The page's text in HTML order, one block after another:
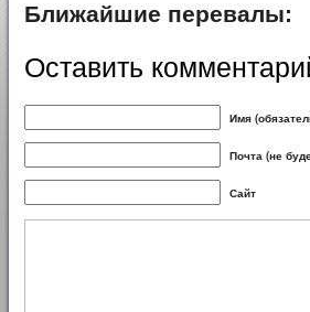
Ближайшие перевалы:
Оставить
Имя
Почта (не
Сайт